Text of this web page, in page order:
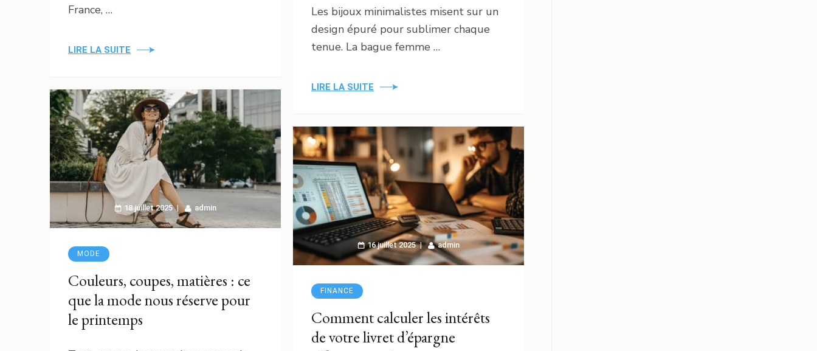
France, …
LIRE LA SUITE
Les bijoux minimalistes misent sur un
design épuré pour sublimer chaque
tenue. La bague femme …
LIRE LA SUITE
18 juillet 2025 admin
MODE
Couleurs, coupes, matières : ce
que la mode nous réserve pour
le printemps
16 juillet 2025 admin
FINANCE
Comment calculer les intérêts
de votre livret d’épargne